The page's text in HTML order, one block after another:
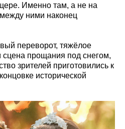
Именно там, а не на
ними наконец
переворот, тяжёлое
прощания под снегом,
зрителей приготовились к
исторической